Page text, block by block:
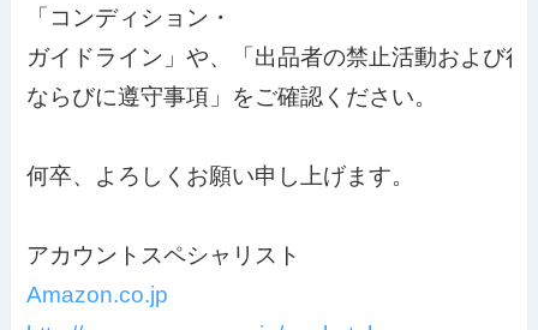
「コンディション・
ならびに遵守事項」をご確認ください。
何卒、よろしくお願い申し上げます。
アカウント スペシャリスト
Amazon.co.jp